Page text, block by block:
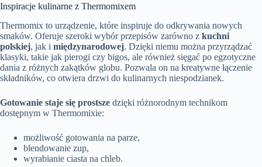
Inspiracje kulinarne z Thermomixem
Thermomix to urządzenie, które inspiruje do odkrywania nowych
smaków. Oferuje szeroki wybór przepisów zarówno z kuchni
polskiej, jak i międzynarodowej. Dzięki niemu można przyrządzać
klasyki, takie jak pierogi czy bigos, ale również sięgać po egzotyczne
dania z różnych zakątków globu. Pozwala on na kreatywne łączenie
składników, co otwiera drzwi do kulinarnych niespodzianek.
Gotowanie staje się prostsze dzięki różnorodnym technikom
dostępnym w Thermomixie:
możliwość gotowania na parze,
blendowanie zup,
wyrabianie ciasta na chleb.